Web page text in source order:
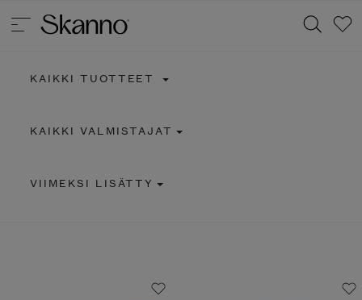
KAIKKI TUOTTEET
KAIKKI VALMISTAJAT
VIIMEKSI LISÄTTY